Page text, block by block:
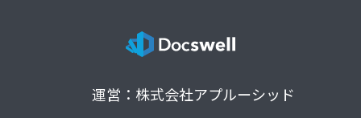
運営：株式会社アプルーシッド